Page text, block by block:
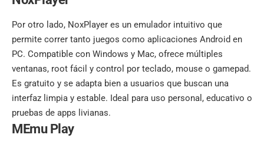
Por otro lado, NoxPlayer es un emulador intuitivo que
permite correr tanto juegos como aplicaciones Android en
PC. Compatible con Windows y Mac, ofrece múltiples
ventanas, root fácil y control por teclado, mouse o gamepad.
Es gratuito y se adapta bien a usuarios que buscan una
interfaz limpia y estable. Ideal para uso personal, educativo o
pruebas de apps livianas.
MEmu Play